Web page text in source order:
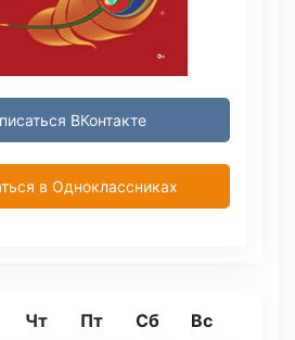
ВКонтакте
в Одноклассниках
Чт Пт Сб Вс